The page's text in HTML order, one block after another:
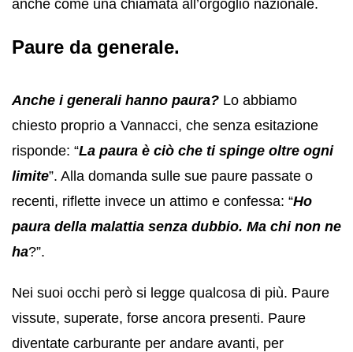
anche come una chiamata all’orgoglio nazionale.
Paure da generale.
Anche i generali hanno paura? Lo abbiamo
chiesto proprio a Vannacci, che senza esitazione
risponde: “La paura è ciò che ti spinge oltre ogni
limite”. Alla domanda sulle sue paure passate o
recenti, riflette invece un attimo e confessa: “Ho
paura della malattia senza dubbio. Ma chi non ne
ha?”.
Nei suoi occhi però si legge qualcosa di più. Paure
vissute, superate, forse ancora presenti. Paure
diventate carburante per andare avanti, per